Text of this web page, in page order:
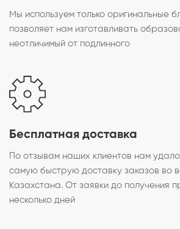
Мы используем только оригинальные
позволяет нам изготавливать
неотличимый от подлинного
Бесплатная доставка
По отзывам наших клиентов нам
самую быструю доставку заказов во
Казахстана. От заявки до получения
несколько дней